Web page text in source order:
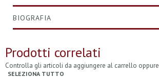
BIOGRAFIA
Prodotti correlati
Controlla gli articoli da aggiungere al carrello oppure
SELEZIONA TUTTO